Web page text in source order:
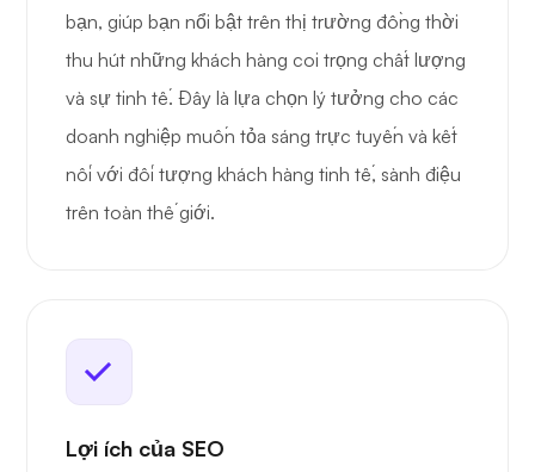
bạn, giúp bạn nổi bật trên thị trường đồng thời
thu hút những khách hàng coi trọng chất lượng
và sự tinh tế. Đây là lựa chọn lý tưởng cho các
doanh nghiệp muốn tỏa sáng trực tuyến và kết
nối với đối tượng khách hàng tinh tế, sành điệu
trên toàn thế giới.
Lợi ích của SEO